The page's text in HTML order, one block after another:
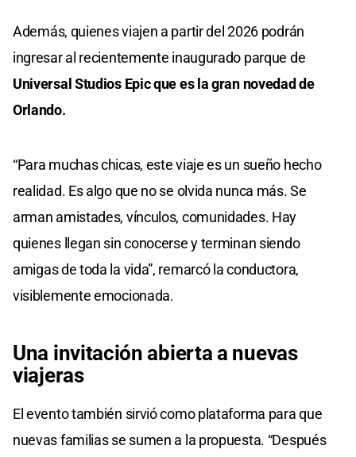
Además, quienes viajen a partir del 2026 podrán
ingresar al recientemente inaugurado parque de
Universal Studios Epic que es la gran novedad de
Orlando.
“Para muchas chicas, este viaje es un sueño hecho
realidad. Es algo que no se olvida nunca más. Se
arman amistades, vínculos, comunidades. Hay
quienes llegan sin conocerse y terminan siendo
amigas de toda la vida”, remarcó la conductora,
visiblemente emocionada.
Una invitación abierta a nuevas
viajeras
El evento también sirvió como plataforma para que
nuevas familias se sumen a la propuesta. “Después